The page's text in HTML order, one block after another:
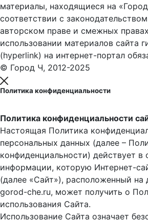
материалы, находящиеся на
соответствии с
авторском праве и смежных
использовании материалов сайта
(hyperlink) на интернет-портал
© Город Ч, 2012-2025
Политика конфиденциальности
Политика конфиденциальности
Настоящая Политика
персональных данных (далее –
конфиденциальности) действует в
информации, которую Интернет-
(далее «Сайт»), расположенный
gorod-che.ru, может получить о
использования Cайта.
Использование Сайта означает